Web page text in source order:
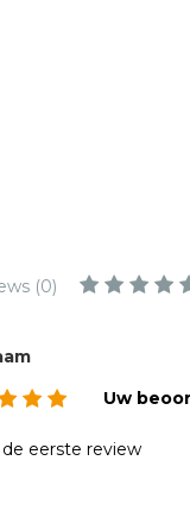
kaarten
(0)
Uw
de eerste review